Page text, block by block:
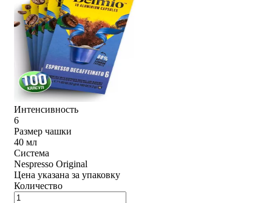
Интенсивность
6
Размер чашки
40 мл
Система
Nespresso Original
Цена указана за упаковку
Количество